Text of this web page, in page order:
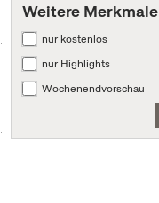
Weitere Merkmale
nur kostenlos
nur Highlights
Wochenendvorschau